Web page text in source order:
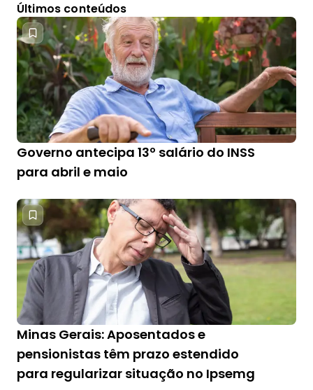
Últimos conteúdos
Governo antecipa 13º salário do INSS
para abril e maio
Minas Gerais: Aposentados e
pensionistas têm prazo estendido
para regularizar situação no Ipsemg